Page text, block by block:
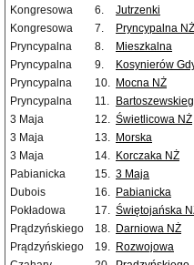
Kongresowa
6.
Jutrzenki
Kongresowa
7.
Pryncypalna NŻ
Pryncypalna
8.
Mieszkalna
Pryncypalna
9.
Kosynierów
Pryncypalna
10. Mocna NŻ
Pryncypalna
11.
3 Maja
12. Świetlicowa NŻ
3 Maja
13. Morska
3 Maja
14. Korczaka NŻ
Pabianicka
15. 3 Maja
Dubois
16. Pabianicka
Pokładowa
17. Świętojańska
Prądzyńskiego
18. Darniowa NŻ
Prądzyńskiego
19. Rozwojowa